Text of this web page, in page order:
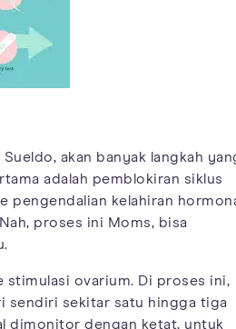
akan banyak langkah
adalah pemblokiran siklus
pengendalian kelahiran
proses ini Moms, bisa
stimulasi ovarium. Di proses ini,
sendiri sekitar satu hingga tiga
dimonitor dengan ketat, untuk